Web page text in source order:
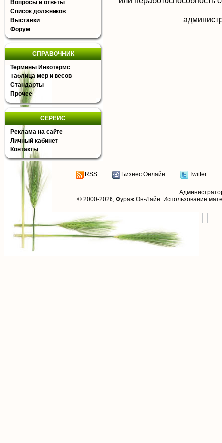
Вопросы и ответы
Список должников
Выставки
Форум
СПРАВОЧНИК
Термины Инкотермс
Таблица мер и весов
Стандарты
Прочее
СЕРВИС
Реклама на сайте
Личный кабинет
Контакты
RSS Бизнес Онлайн Twitter
© 2000-2026, Фураж Он-Лайн. Использование